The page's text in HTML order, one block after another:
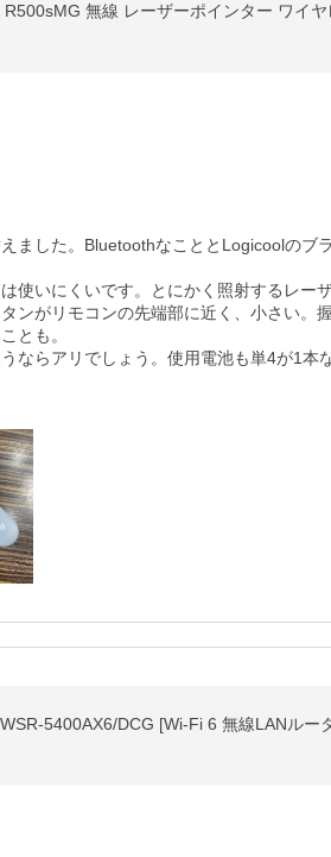
無線 レーザーポインター ワイ
ました。BluetoothなこととLogicoolのブ
使いにくいです。とにかく照射するレー
ンがリモコンの先端部に近く、小さい。
とも。
ならアリでしょう。使用電池も単4が1本
5400AX6/DCG [Wi-Fi 6 無線LANル